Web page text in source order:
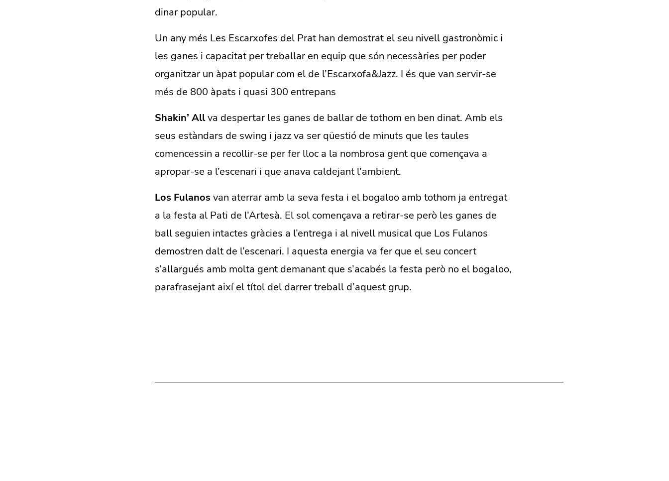
dinar popular.
Un any més Les Escarxofes del Prat han demostrat el seu nivell gastronòmic i
les ganes i capacitat per treballar en equip que són necessàries per poder
organitzar un àpat popular com el de l’Escarxofa&Jazz. I és que van servir-se
més de 800 àpats i quasi 300 entrepans
Shakin’ Allva despertar les ganes de ballar de tothom en ben dinat. Amb els
seus estàndars de swing i jazz va ser qüestió de minuts que les taules
comencessin a recollir-se per fer lloc a la nombrosa gent que començava a
apropar-se a l’escenari i que anava caldejant l’ambient.
Los Fulanos van aterrar amb la seva festa i el bogaloo amb tothom ja entregat
a la festa al Pati de l’Artesà. El sol començava a retirar-se però les ganes de
ball seguien intactes gràcies a l’entrega i al nivell musical que Los Fulanos
demostren dalt de l’escenari. I aquesta energia va fer que el seu concert
s’allargués amb molta gent demanant que s’acabés la festa però no el bogaloo,
parafrasejant així el títol del darrer treball d’aquest grup.